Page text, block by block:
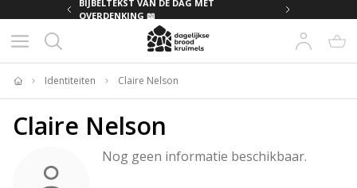
BIJBELTEKST VAN DE DAG MET
OVERDENKING 📖
Home
Identiteiten Claire Nelson
Claire Nelson
Nog geen informatie beschikbaar.